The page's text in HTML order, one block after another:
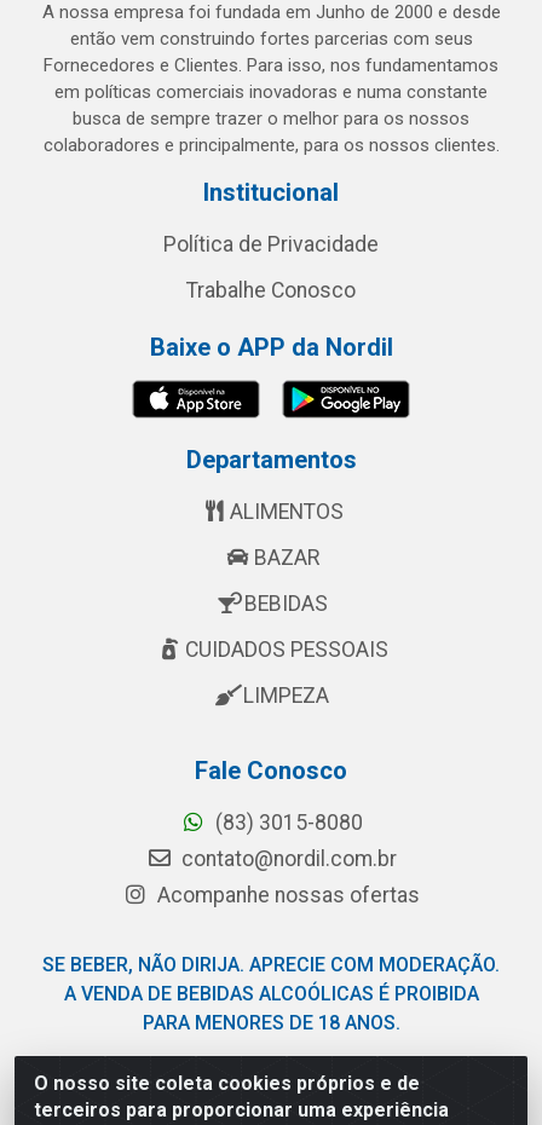
O nosso site coleta cookies próprios e de
terceiros para proporcionar uma experiência
A nossa empresa foi fundada em Junho de 2000 e desde
então vem construindo fortes parcerias com seus
Fornecedores e Clientes. Para isso, nos fundamentamos
em políticas comerciais inovadoras e numa constante
busca de sempre trazer o melhor para os nossos
colaboradores e principalmente, para os nossos clientes.
Institucional
Política de Privacidade
Trabalhe Conosco
Baixe o APP da Nordil
Departamentos
ALIMENTOS
BAZAR
BEBIDAS
CUIDADOS PESSOAIS
LIMPEZA
Fale Conosco
(83) 3015-8080
contato@nordil.com.br
Acompanhe nossas ofertas
SE BEBER, NÃO DIRIJA. APRECIE COM MODERAÇÃO.
A VENDA DE BEBIDAS ALCOÓLICAS É PROIBIDA
PARA MENORES DE 18 ANOS.
Nordil Distribuidora - Avenida Liberdade, 2738, Bloco F -